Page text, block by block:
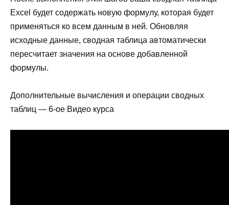
Excel будет содержать новую формулу, которая будет
применяться ко всем данным в ней. Обновляя
исходные данные, сводная таблица автоматически
пересчитает значения на основе добавленной
формулы.
Дополнительные вычисления и операции сводных
таблиц — 6-ое Видео курса